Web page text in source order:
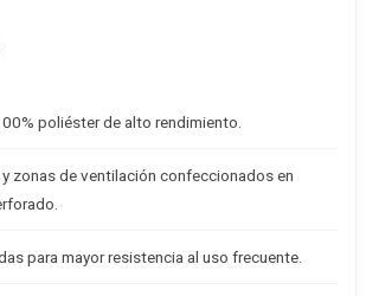
poliéster de alto rendimiento.
zonas de ventilación confeccionados en
para mayor resistencia al uso frecuente.